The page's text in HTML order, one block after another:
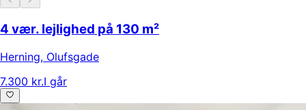
4 vær. lejlighed på 130 m²
Herning, Olufsgade
7.300 kr.I går